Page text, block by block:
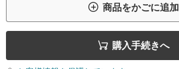
 商品をかごに追加
 購入手続きへ